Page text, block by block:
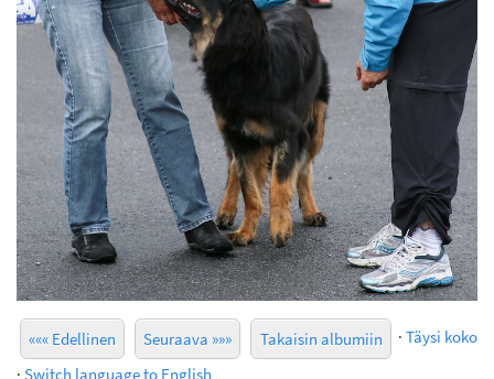
««« Edellinen Seuraava »»» Takaisin albumiin · Täysi koko
· Switch language to English